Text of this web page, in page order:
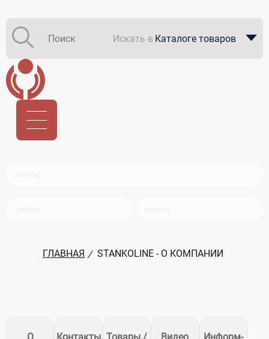
Искать в Каталоге товаров
ГЛАВНАЯ / STANKOLINE - О КОМПАНИИ